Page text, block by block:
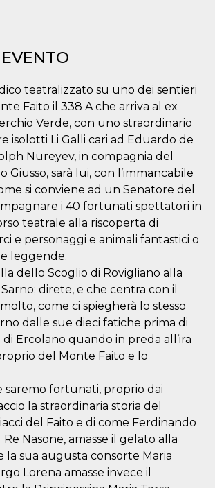
teatralizzato su uno dei sentieri
Faito il 338 A che arriva al ex
Verde, con uno straordinario
isolotti Li Galli cari ad Eduardo de
Nureyev, in compagnia del
Giusso, sarà lui, con l’immancabile
si conviene ad un Senatore del
i 40 fortunati spettatori in
teatrale alla riscoperta di
e personaggi e animali fantastici o
leggende.
dello Scoglio di Rovigliano alla
direte, e che centra con il
come ci spiegherà lo stesso
dalle sue dieci fatiche prima di
Ercolano quando in preda all’ira
del Monte Faito e lo
saremo fortunati, proprio dai
la straordinaria storia del
del Faito e di come Ferdinando
Nasone, amasse il gelato alla
la sua augusta consorte Maria
Lorena amasse invece il
preferenze di
consenso sui
cookie dei
visitatori. È
necessario che il
cookie di
Cookie-
Script.com
funzioni
correttamente.
Storage
type
Descrizione
Session
storage
Session
storage
storage
Provider /
Dominio
Scadenza Descrizione
Platform Inc.
settimane
2 giorni